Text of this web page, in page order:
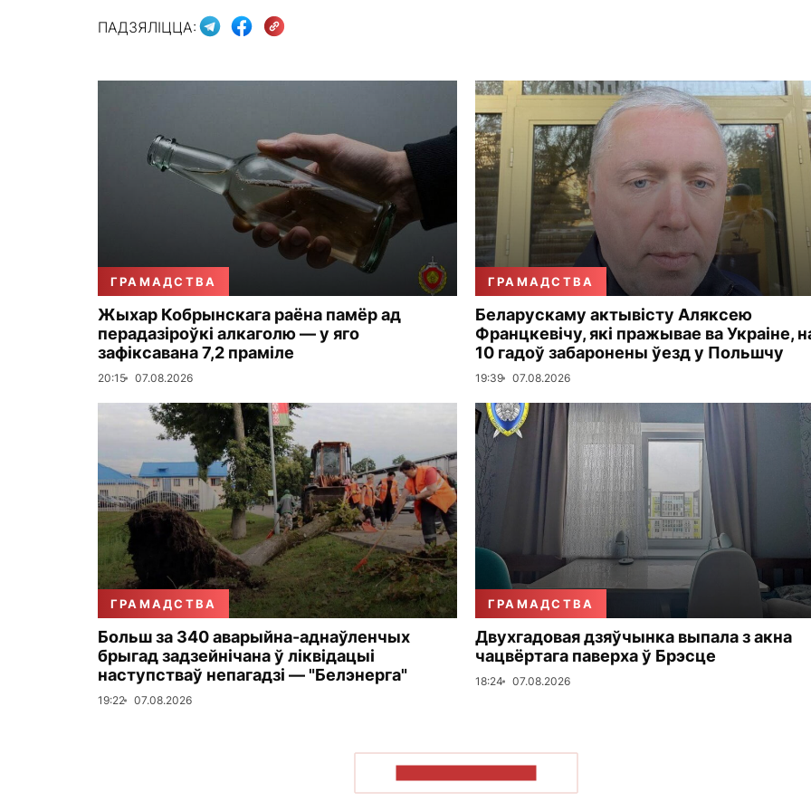
ПАДЗЯЛІЦЦА:
ГРАМАДСТВА
Жыхар Кобрынскага раёна памёр ад
перадазіроўкі алкаголю — у яго
зафіксавана 7,2 праміле
20:15 07.08.2026
ГРАМАДСТВА
Беларускаму актывісту Аляксею
Францкевічу, які пражывае ва Украіне,
10 гадоў забаронены ўезд у Польшчу
19:39 07.08.2026
ГРАМАДСТВА
Больш за 340 аварыйна-аднаўленчых
брыгад задзейнічана ў ліквідацыі
наступстваў непагадзі — "Белэнерга"
19:22 07.08.2026
ГРАМАДСТВА
Двухгадовая дзяўчынка выпала з акна
чацвёртага паверха ў Брэсце
18:24 07.08.2026